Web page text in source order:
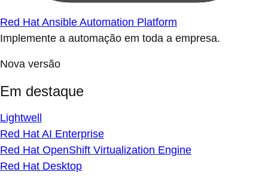
Red Hat Ansible Automation Platform
Implemente a automação em toda a empresa.
Nova versão
Em destaque
Lightwell
Red Hat AI Enterprise
Red Hat OpenShift Virtualization Engine
Red Hat Desktop